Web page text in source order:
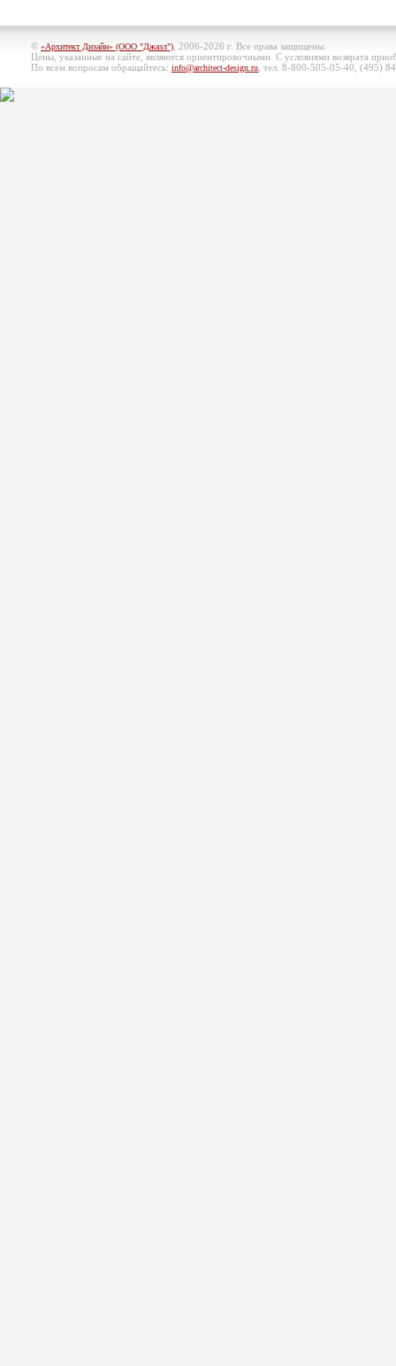
© «Архитект Дизайн» (ООО "Джазл") , 2006-2026 г. Все права защищены.
Цены, указанные на сайте, являются ориентировочными. С условиями возврата
По всем вопросам обращайтесь: info@architect-design.ru , тел. 8-800-505-05-40, (495)